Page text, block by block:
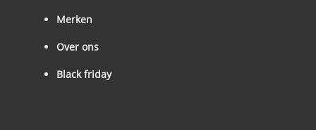
Merken
Over ons
Black friday